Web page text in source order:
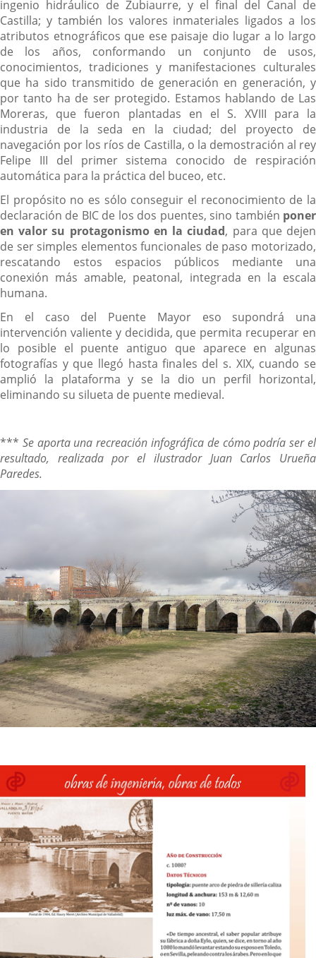
ingenio hidráulico de Zubiaurre, y el final del Canal de
Castilla; y también los valores inmateriales ligados a los
atributos etnográficos que ese paisaje dio lugar a lo largo
de los años, conformando un conjunto de usos,
conocimientos, tradiciones y manifestaciones culturales
que ha sido transmitido de generación en generación, y
por tanto ha de ser protegido. Estamos hablando de Las
Moreras, que fueron plantadas en el S. XVIII para la
industria de la seda en la ciudad; del proyecto de
navegación por los ríos de Castilla, o la demostración al rey
Felipe III del primer sistema conocido de respiración
automática para la práctica del buceo, etc.
El propósito no es sólo conseguir el reconocimiento de la
declaración de BIC de los dos puentes, sino también poner
en valor su protagonismo en la ciudad, para que dejen
de ser simples elementos funcionales de paso motorizado,
rescatando estos espacios públicos mediante una
conexión más amable, peatonal, integrada en la escala
humana.
En el caso del Puente Mayor eso supondrá una
intervención valiente y decidida, que permita recuperar en
lo posible el puente antiguo que aparece en algunas
fotografías y que llegó hasta finales del s. XIX, cuando se
amplió la plataforma y se la dio un perfil horizontal,
eliminando su silueta de puente medieval.
*** Se aporta una recreación infográfica de cómo podría ser el
resultado, realizada por el ilustrador Juan Carlos Urueña
Paredes.